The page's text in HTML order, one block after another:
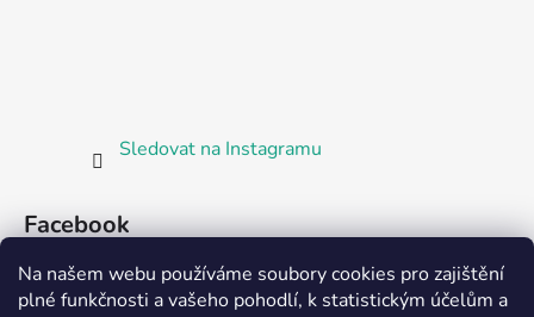
Na našem webu používáme soubory cookies pro zajištění
plné funkčnosti a vašeho pohodlí, k statistickým účelům a
Sledovat na Instagramu
Facebook